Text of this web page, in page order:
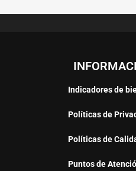
Indicadores de
Políticas de
Políticas de
Puntos de